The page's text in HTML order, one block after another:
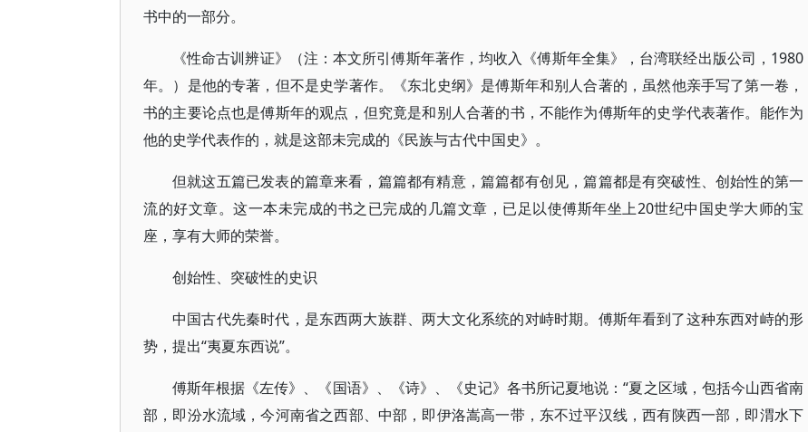
书中的一部分。
《性命古训辨证》（注：本文所引傅斯年著作，均收入《傅斯年全集》，台湾联经出版公司，1980
年。）是他的专著，但不是史学著作。《东北史纲》是傅斯年和别人合著的，虽然他亲手写了第一卷，
书的主要论点也是傅斯年的观点，但究竟是和别人合著的书，不能作为傅斯年的史学代表著作。能作为
他的史学代表作的，就是这部未完成的《民族与古代中国史》。
但就这五篇已发表的篇章来看，篇篇都有精意，篇篇都有创见，篇篇都是有突破性、创始性的第一
流的好文章。这一本未完成的书之已完成的几篇文章，已足以使傅斯年坐上20世纪中国史学大师的宝
座，享有大师的荣誉。
创始性、突破性的史识
中国古代先秦时代，是东西两大族群、两大文化系统的对峙时期。傅斯年看到了这种东西对峙的形
势，提出“夷夏东西说”。
傅斯年根据《左传》、《国语》、《诗》、《史记》各书所记夏地说：“夏之区域，包括今山西省南
部，即汾水流域，今河南省之西部、中部，即伊洛嵩高一带，东不过平汉线，西有陕西一部，即渭水下